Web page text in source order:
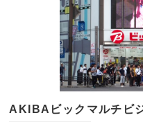
AKIBAビックマルチビ